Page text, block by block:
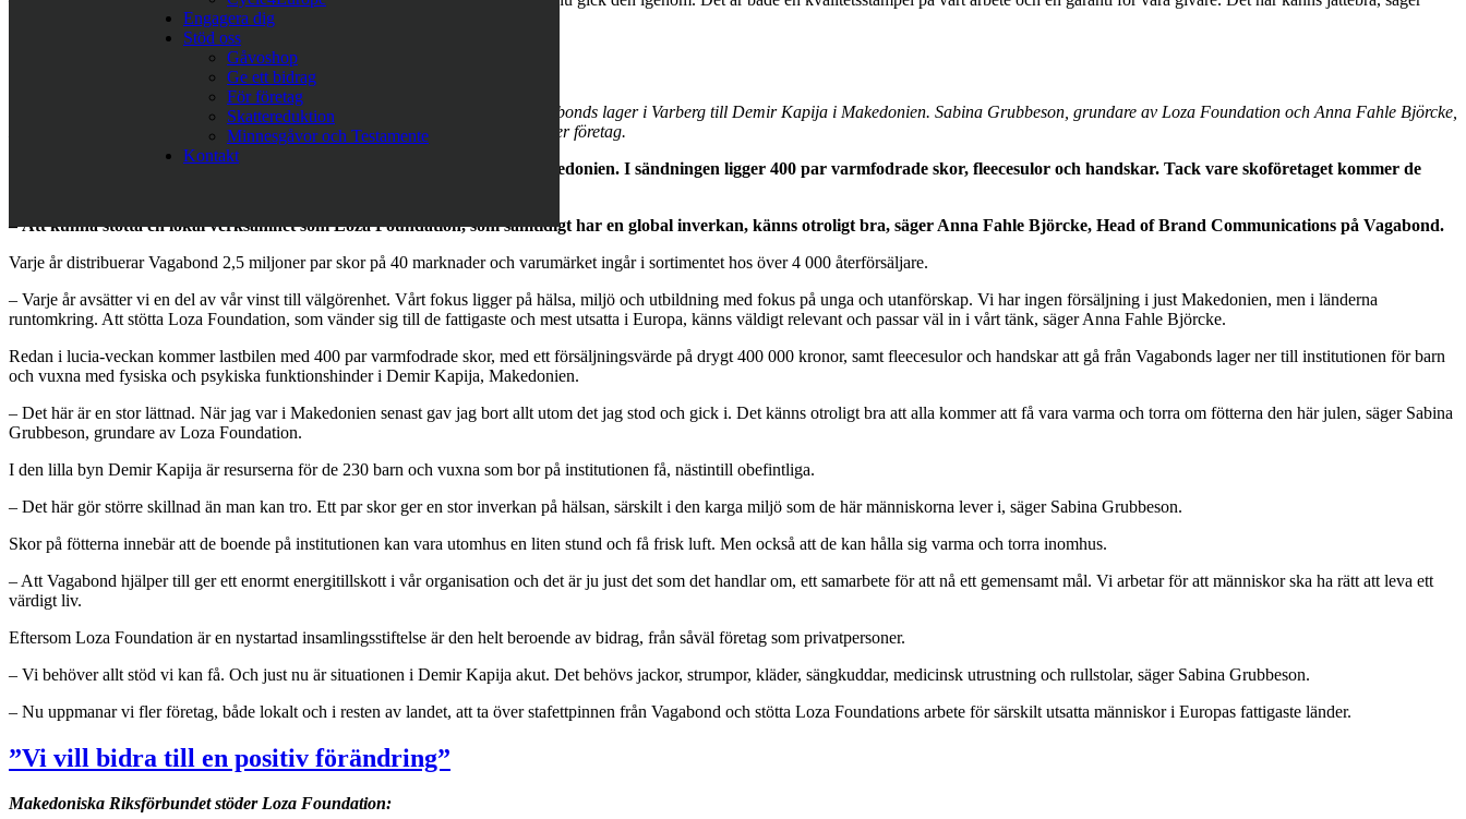
Engagera dig
Stöd oss
Gåvoshop
Ge ett bidrag
För företag
Skattereduktion
Minnesgåvor och Testamente
Kontakt
”Vi uppmanar fler företag att engagera sig!”
Snart går lastbilen med 400 par skor, till ett värde av 400 000 kronor, från Vagabonds lager i Varberg till Demir Kapija i Makedonien. Sabina Grubbeson, grundare av Loza Foundation och Anna Fahle Björcke,
Head of Brand Communications på Vagabond, hoppas att detta ska inspirera fler företag.
Lagom till Lucia går lastbilen från Vagabonds lager i Varberg ner till Makedonien. I sändningen ligger 400 par varmfodrade skor, fleecesulor och handskar. Tack vare skoföretaget kommer de
–Att kunna stötta en lokal verksamhet som Loza Foundation, som samtidigt har en global inverkan, känns otroligt bra, säger Anna Fahle Björcke, Head of Brand Communications på Vagabond.
Varje år distribuerar Vagabond 2,5 miljoner par skor på 40 marknader och varumärket ingår i sortimentet hos över 4 000 återförsäljare.
– Varje år avsätter vi en del av vår vinst till välgörenhet. Vårt fokus ligger på hälsa, miljö och utbildning med fokus på unga och utanförskap. Vi har ingen försäljning i just Makedonien, men i länderna
runtomkring. Att stötta Loza Foundation, som vänder sig till de fattigaste och mest utsatta i Europa, känns väldigt relevant och passar väl in i vårt tänk, säger Anna Fahle Björcke.
Redan i lucia-veckan kommer lastbilen med 400 par varmfodrade skor, med ett försäljningsvärde på drygt 400 000 kronor, samt fleecesulor och handskar att gå från Vagabonds lager ner till institutionen för barn
och vuxna med fysiska och psykiska funktionshinder i Demir Kapija, Makedonien.
– Det här är en stor lättnad. När jag var i Makedonien senast gav jag bort allt utom det jag stod och gick i. Det känns otroligt bra att alla kommer att få vara varma och torra om fötterna den här julen, säger Sabina
Grubbeson, grundare av Loza Foundation.
I den lilla byn Demir Kapija är resurserna för de 230 barn och vuxna som bor på institutionen få, nästintill obefintliga.
– Det här gör större skillnad än man kan tro. Ett par skor ger en stor inverkan på hälsan, särskilt i den karga miljö som de här människorna lever i, säger Sabina Grubbeson.
Skor på fötterna innebär att de boende på institutionen kan vara utomhus en liten stund och få frisk luft. Men också att de kan hålla sig varma och torra inomhus.
– Att Vagabond hjälper till ger ett enormt energitillskott i vår organisation och det är ju just det som det handlar om, ett samarbete för att nå ett gemensamt mål. Vi arbetar för att människor ska ha rätt att leva ett
värdigt liv.
Eftersom Loza Foundation är en nystartad insamlingsstiftelse är den helt beroende av bidrag, från såväl företag som privatpersoner.
– Vi behöver allt stöd vi kan få. Och just nu är situationen i Demir Kapija akut. Det behövs jackor, strumpor, kläder, sängkuddar, medicinsk utrustning och rullstolar, säger Sabina Grubbeson.
– Nu uppmanar vi fler företag, både lokalt och i resten av landet, att ta över stafettpinnen från Vagabond och stötta Loza Foundations arbete för särskilt utsatta människor i Europas fattigaste länder.
”Vi vill bidra till en positiv förändring”
Makedoniska Riksförbundet stöder Loza Foundation: